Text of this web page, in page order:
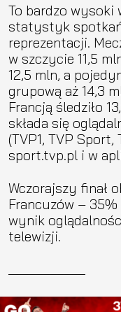
To bardzo wysoki
statystyk
reprezentacji.
w szczycie 11,5
12,5 mln, a
grupową aż 14,3
Francją śledziło
składa się
(TVP1, TVP
sport.tvp.pl i w
Wczorajszy finał
Francuzów –
wynik
telewizji.